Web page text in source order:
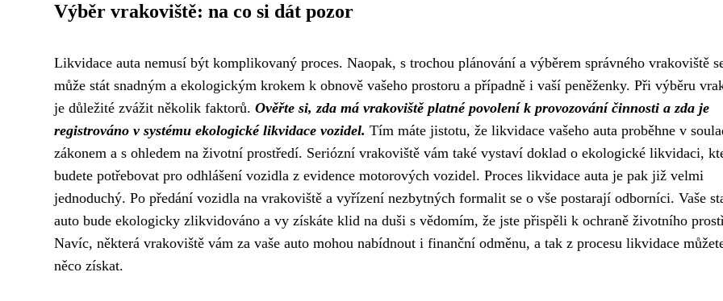
Výběr vrakoviště: na co si dát pozor
Likvidace auta nemusí být komplikovaný proces. Naopak, s trochou plánování a výběrem správného vrakoviště
může stát snadným a ekologickým krokem k obnově vašeho prostoru a případně i vaší peněženky. Při výběru
je důležité zvážit několik faktorů. Ověřte si, zda má vrakoviště platné povolení k provozování činnosti a zda je
registrováno v systému ekologické likvidace vozidel. Tím máte jistotu, že likvidace vašeho auta proběhne v
zákonem a s ohledem na životní prostředí. Seriózní vrakoviště vám také vystaví doklad o ekologické likvidaci,
budete potřebovat pro odhlášení vozidla z evidence motorových vozidel. Proces likvidace auta je pak již velmi
jednoduchý. Po předání vozidla na vrakoviště a vyřízení nezbytných formalit se o vše postarají odborníci. Vaše
auto bude ekologicky zlikvidováno a vy získáte klid na duši s vědomím, že jste přispěli k ochraně životního
Navíc, některá vrakoviště vám za vaše auto mohou nabídnout i finanční odměnu, a tak z procesu likvidace
něco získat.